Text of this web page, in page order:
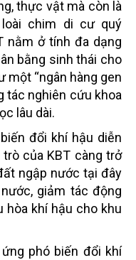
thực vật mà còn là
chim di cư quý
nằm ở tính đa dạng
bằng sinh thái cho
một “ngân hàng gen
tác nghiên cứu khoa
lâu dài.
đổi khí hậu diễn
của KBT càng trở
ngập nước tại đây
giảm tác động
hòa khí hậu cho khu
phó biến đổi khí